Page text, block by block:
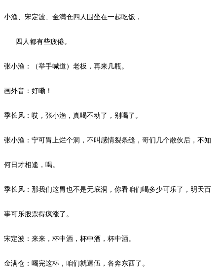
小渔、宋定波、金满仓四人围坐在一起吃饭，
四人都有些疲倦。
张小渔：（举手喊道）老板，再来几瓶。
画外音：好嘞！
季长风：哎，张小渔，真喝不动了，别喝了。
张小渔：宁可胃上烂个洞，不叫感情裂条缝，哥们几个散伙后，不知
何日才相逢，喝。
季长风：那我们这胃也不是无底洞，你看咱们喝多少可乐了，明天百
事可乐股票得疯涨了。
宋定波：来来，杯中酒，杯中酒，杯中酒。
金满仓：喝完这杯，咱们就退伍，各奔东西了。